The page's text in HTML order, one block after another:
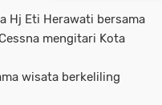
Hj Eti Herawati bersama
mengitari Kota
wisata berkeliling